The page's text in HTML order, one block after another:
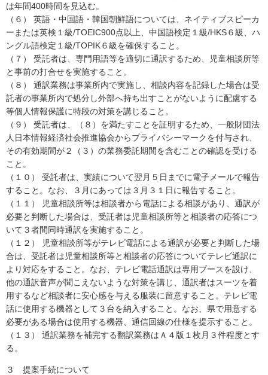
は年間400時間を見込む。
（６） 英語・中国語・韓国朝鮮語については、ネイティブスピーカ
ーまたは英検１級/TOEIC900点以上、中国語検定１級/HKS６級、ハ
ングル語検定１級/TOPIK６級を確保すること。
（７） 受託者は、専門用語等を適切に通訳するため、児童相談所等
と事前の打合せを実施すること。
（８） 通訳業務は事業所内で実施し、相談内容を記録した場合は受
託者の事業所内で処分し外部へ持ち出すことがないように配慮する
等個人情報保護に特段の対策を講じること。
（９） 受託者は、（８）を満たすことを証明するため、一般財団法
人日本情報経済社会推進協会からプライバシーマークを付与され、
その有効期間が２（３）の業務委託期間を含むことの確認を受ける
こと。
（１０） 受託者は、実績について翌月５日までに電子メールで報告
すること。なお、３月にあっては３月３１日に報告すること。
（１１） 児童相談所等は相談者から電話による相談があり、通訳が
必要と判断した場合は、受託者は児童相談所等と相談者の応答につ
いて３者間同時通訳を実施すること。
（１２） 児童相談所等がテレビ電話による通訳が必要と判断した場
合は、受託者は児童相談所等と相談者の応答についてテレビ通訳に
より対応をすること。なお、テレビ電話通訳は専用ブースを設け、
他の通訳音声が聞こえないような対策を講じ、通訳者はスーツを着
用するなど相談者に安心感を与える服装に留意すること。テレビ電
話に使用する機器として３台を納入すること。なお、県で用意する
必要がある場合は使用する機器、通信回線の仕様を提示すること。
（１３） 通訳業務を補完する翻訳業務はＡ４版１枚月３件程度とす
る。
３ 提案手続について